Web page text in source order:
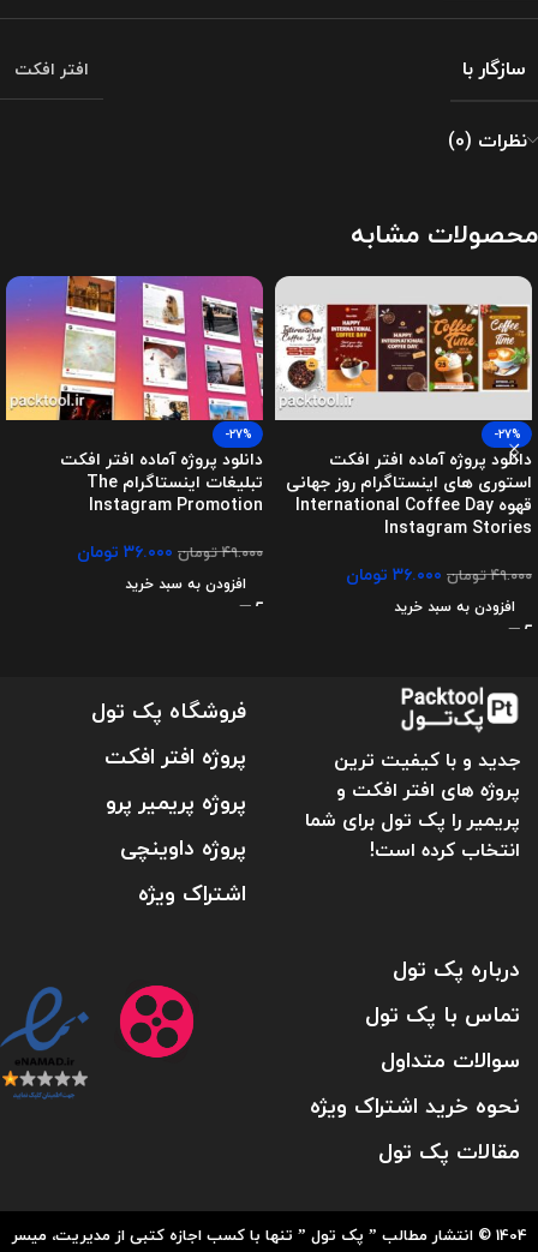
سازگار با افتر افکت
نظرات (0)
محصولات مشابه
-27%
دانلود پروژه آماده افتر افکت
استوری های اینستاگرام روز جهانی
قهوه International Coffee Day
Instagram Stories
۴۹.۰۰۰تومان ۳۶.۰۰۰ تومان
افزودن به سبد خرید
-27%
دانلود پروژه آماده افتر افکت
تبلیغات اینستاگرام The
Instagram Promotion
۴۹.۰۰۰تومان ۳۶.۰۰۰ تومان
افزودن به سبد خرید
جدید و با کیفیت ترین
پروژه های افتر افکت و
پریمیر را پک تول برای شما
انتخاب کرده است!
فروشگاه پک تول
پروژه افتر افکت
پروژه پریمیر پرو
پروژه داوینچی
اشتراک ویژه
درباره پک تول
تماس با پک تول
سوالات متداول
نحوه خرید اشتراک ویژه
مقالات پک تول
1404 © انتشار مطالب ” پک تول ” تنها با کسب اجازه کتبی از مدیریت، میسر